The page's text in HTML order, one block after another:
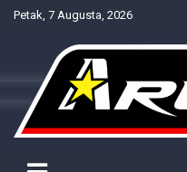
SkipPetak, 7 Augusta, 2026
NTV Arena